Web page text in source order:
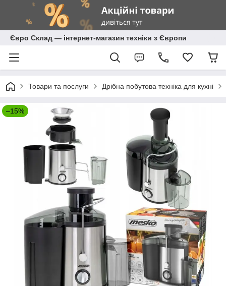
Євро Склад — інтернет-магазин техніки з Європи
Товари та послуги Дрібна побутова техніка для кухні
–15%